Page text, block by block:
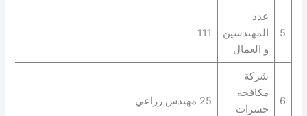
5
عدد
المهندسين
و العمال
111
6
شركة
مكافحة
حشرات
25 مهندس زراعي